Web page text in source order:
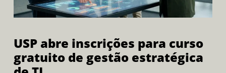
USP abre inscrições para curso
gratuito de gestão estratégica